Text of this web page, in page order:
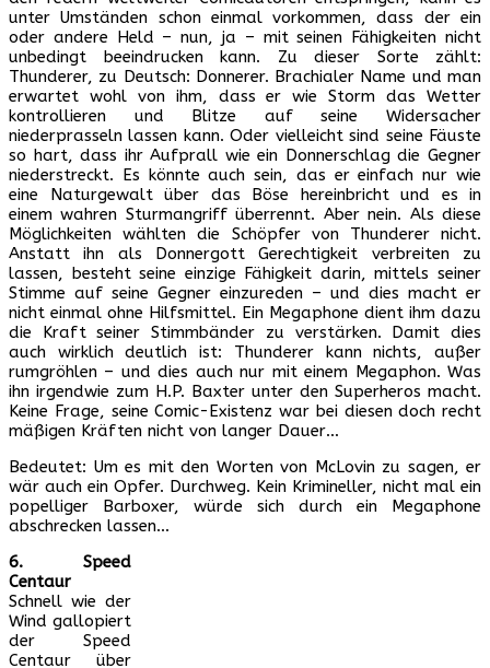
unter Umständen schon einmal vorkommen, dass der ein
oder andere Held – nun, ja – mit seinen Fähigkeiten nicht
unbedingt beeindrucken kann. Zu dieser Sorte zählt:
Thunderer, zu Deutsch: Donnerer. Brachialer Name und man
erwartet wohl von ihm, dass er wie Storm das Wetter
kontrollieren und Blitze auf seine Widersacher
niederprasseln lassen kann. Oder vielleicht sind seine Fäuste
so hart, dass ihr Aufprall wie ein Donnerschlag die Gegner
niederstreckt. Es könnte auch sein, das er einfach nur wie
eine Naturgewalt über das Böse hereinbricht und es in
einem wahren Sturmangriff überrennt. Aber nein. Als diese
Möglichkeiten wählten die Schöpfer von Thunderer nicht.
Anstatt ihn als Donnergott Gerechtigkeit verbreiten zu
lassen, besteht seine einzige Fähigkeit darin, mittels seiner
Stimme auf seine Gegner einzureden – und dies macht er
nicht einmal ohne Hilfsmittel. Ein Megaphone dient ihm dazu
die Kraft seiner Stimmbänder zu verstärken. Damit dies
auch wirklich deutlich ist: Thunderer kann nichts, außer
rumgröhlen – und dies auch nur mit einem Megaphon. Was
ihn irgendwie zum H.P. Baxter unter den Superheros macht.
Keine Frage, seine Comic-Existenz war bei diesen doch recht
mäßigen Kräften nicht von langer Dauer…
Bedeutet: Um es mit den Worten von McLovin zu sagen, er
wär auch ein Opfer. Durchweg. Kein Krimineller, nicht mal ein
popelliger Barboxer, würde sich durch ein Megaphone
abschrecken lassen…
6. Speed
Centaur
Schnell wie der
Wind gallopiert
der Speed
Centaur über